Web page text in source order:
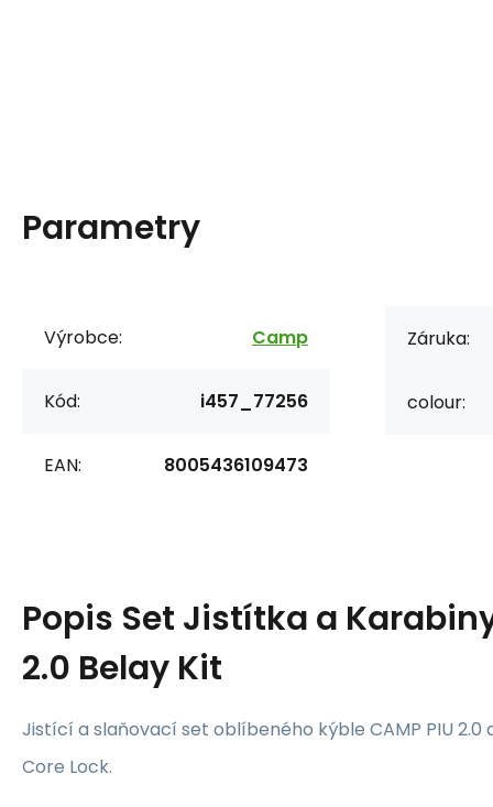
Parametry
Výrobce: Camp
Kód: i457_77256
EAN: 8005436109473
Záruka:
colour:
Popis Set Jistítka a
2.0 Belay Kit
Jistící a slaňovací set oblíbeného kýble CAMP PIU 2.0
Core Lock.